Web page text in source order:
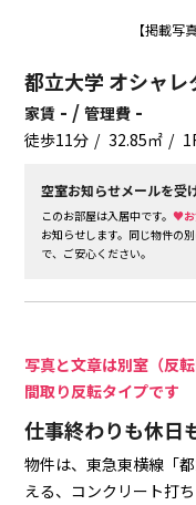
【掲載写
都立大学 オシャ
家賃 - /管理費 -
徒歩11分 32.85㎡
空室お知らせメールを受
このお部屋は入居中です。♥お
お知らせします。同じ物件の
で、ご安心ください。
写真と文章は別室（反
間取り反転タイプです
仕事終わりも休日
物件は、東急東横線「
える、コンクリート打